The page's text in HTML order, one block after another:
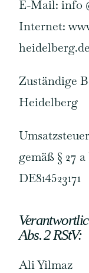
E-Mail: info
Internet:
heidelberg.de
Zuständige
Heidelberg
gemäß § 27
DE814523171
Abs. 2 RStV:
Ali Yilmaz